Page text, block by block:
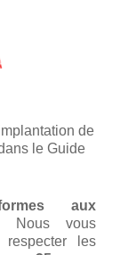
de
le Guide
aux
Nous vous
les